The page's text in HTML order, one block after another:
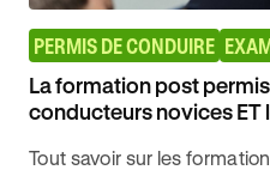
PERMIS DE CONDUIRE
La formation post
conducteurs novices ET
Tout savoir sur les